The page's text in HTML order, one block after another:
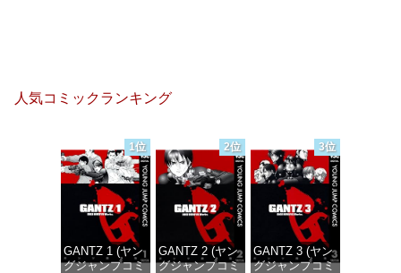
人気コミックランキング
1位
GANTZ 1 (ヤン
グジャンプコミ
2位
GANTZ 2 (ヤン
グジャンプコミ
3位
GANTZ 3 (ヤン
グジャンプコミ